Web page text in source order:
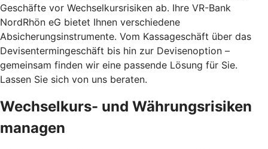
Geschäfte vor Wechselkursrisiken ab. Ihre VR-Bank
NordRhön eG bietet Ihnen verschiedene
Absicherungsinstrumente. Vom Kassageschäft über das
Devisentermingeschäft bis hin zur Devisenoption –
gemeinsam finden wir eine passende Lösung für Sie.
Lassen Sie sich von uns beraten.
Wechselkurs- und Währungsrisiken
managen